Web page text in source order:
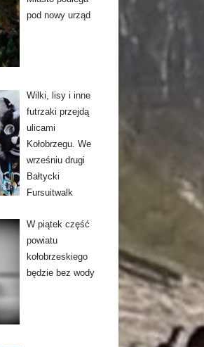
pod nowy urząd
Wilki, lisy i inne
futrzaki przejdą
ulicami
Kołobrzegu. We
wrześniu drugi
Bałtycki
Fursuitwalk
W piątek część
powiatu
kołobrzeskiego
będzie bez wody